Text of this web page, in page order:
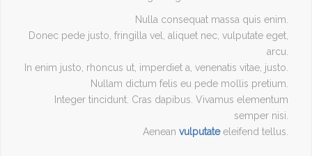
Nulla consequat massa quis enim.
Donec pede justo, fringilla vel, aliquet nec, vulputate eget,
arcu.
In enim justo, rhoncus ut, imperdiet a, venenatis vitae, justo.
Nullam dictum felis eu pede mollis pretium.
Integer tincidunt. Cras dapibus. Vivamus elementum
semper nisi.
Aeneanvulputateeleifend tellus.